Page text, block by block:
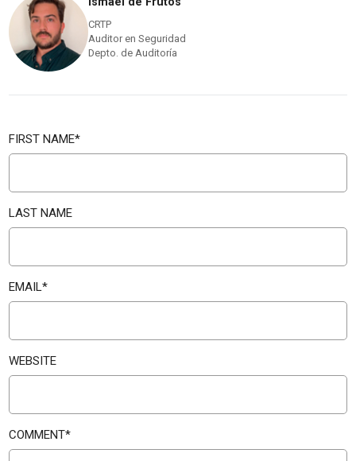
CRTP
Auditor en Seguridad
Depto. de Auditoría
FIRST NAME*
LAST NAME
EMAIL*
WEBSITE
COMMENT*